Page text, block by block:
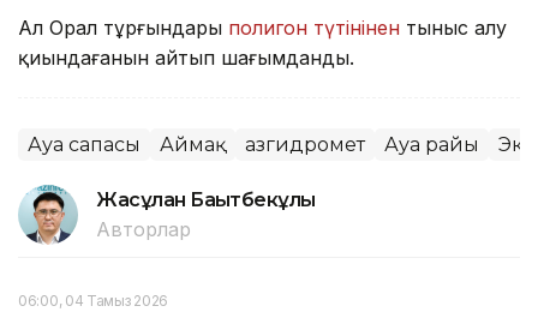
Ал Орал тұрғындары полигон түтінінен тыныс алу
қиындағанын айтып шағымданды.
Ауа сапасы Аймақ Қазгидромет Ауа райы
Жасұлан Бақытбекұлы
Авторлар
06:00, 04 Тамыз 2026